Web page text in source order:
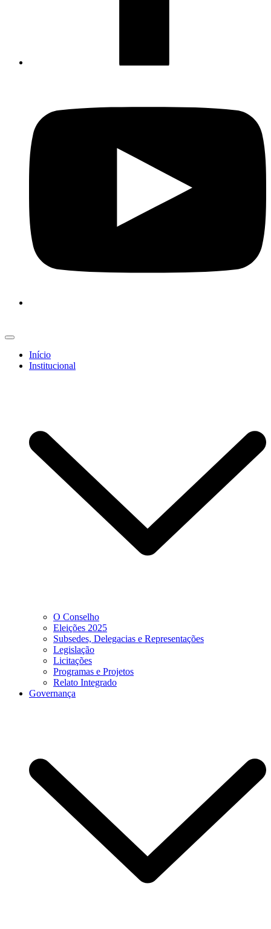
Início
Institucional
O Conselho
Eleições 2025
Subsedes, Delegacias e Representações
Legislação
Licitações
Programas e Projetos
Relato Integrado
Governança